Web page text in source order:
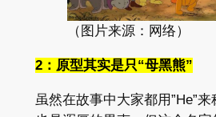
（图片来源：网络）
2：原型其实是只“母黑熊”
虽然在故事中大家都用”He”